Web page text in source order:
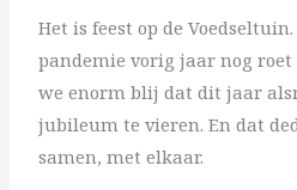
Het is feest op de
pandemie vorig jaar nog
we enorm blij dat dit jaar
jubileum te vieren. En dat
samen, met elkaar.